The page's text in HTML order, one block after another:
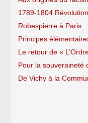
1789-1804
Robespierre à Paris
Principes
Le retour de «
Pour la souveraineté
De Vichy à la